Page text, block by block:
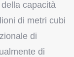
capacità
di metri cubi
di
di